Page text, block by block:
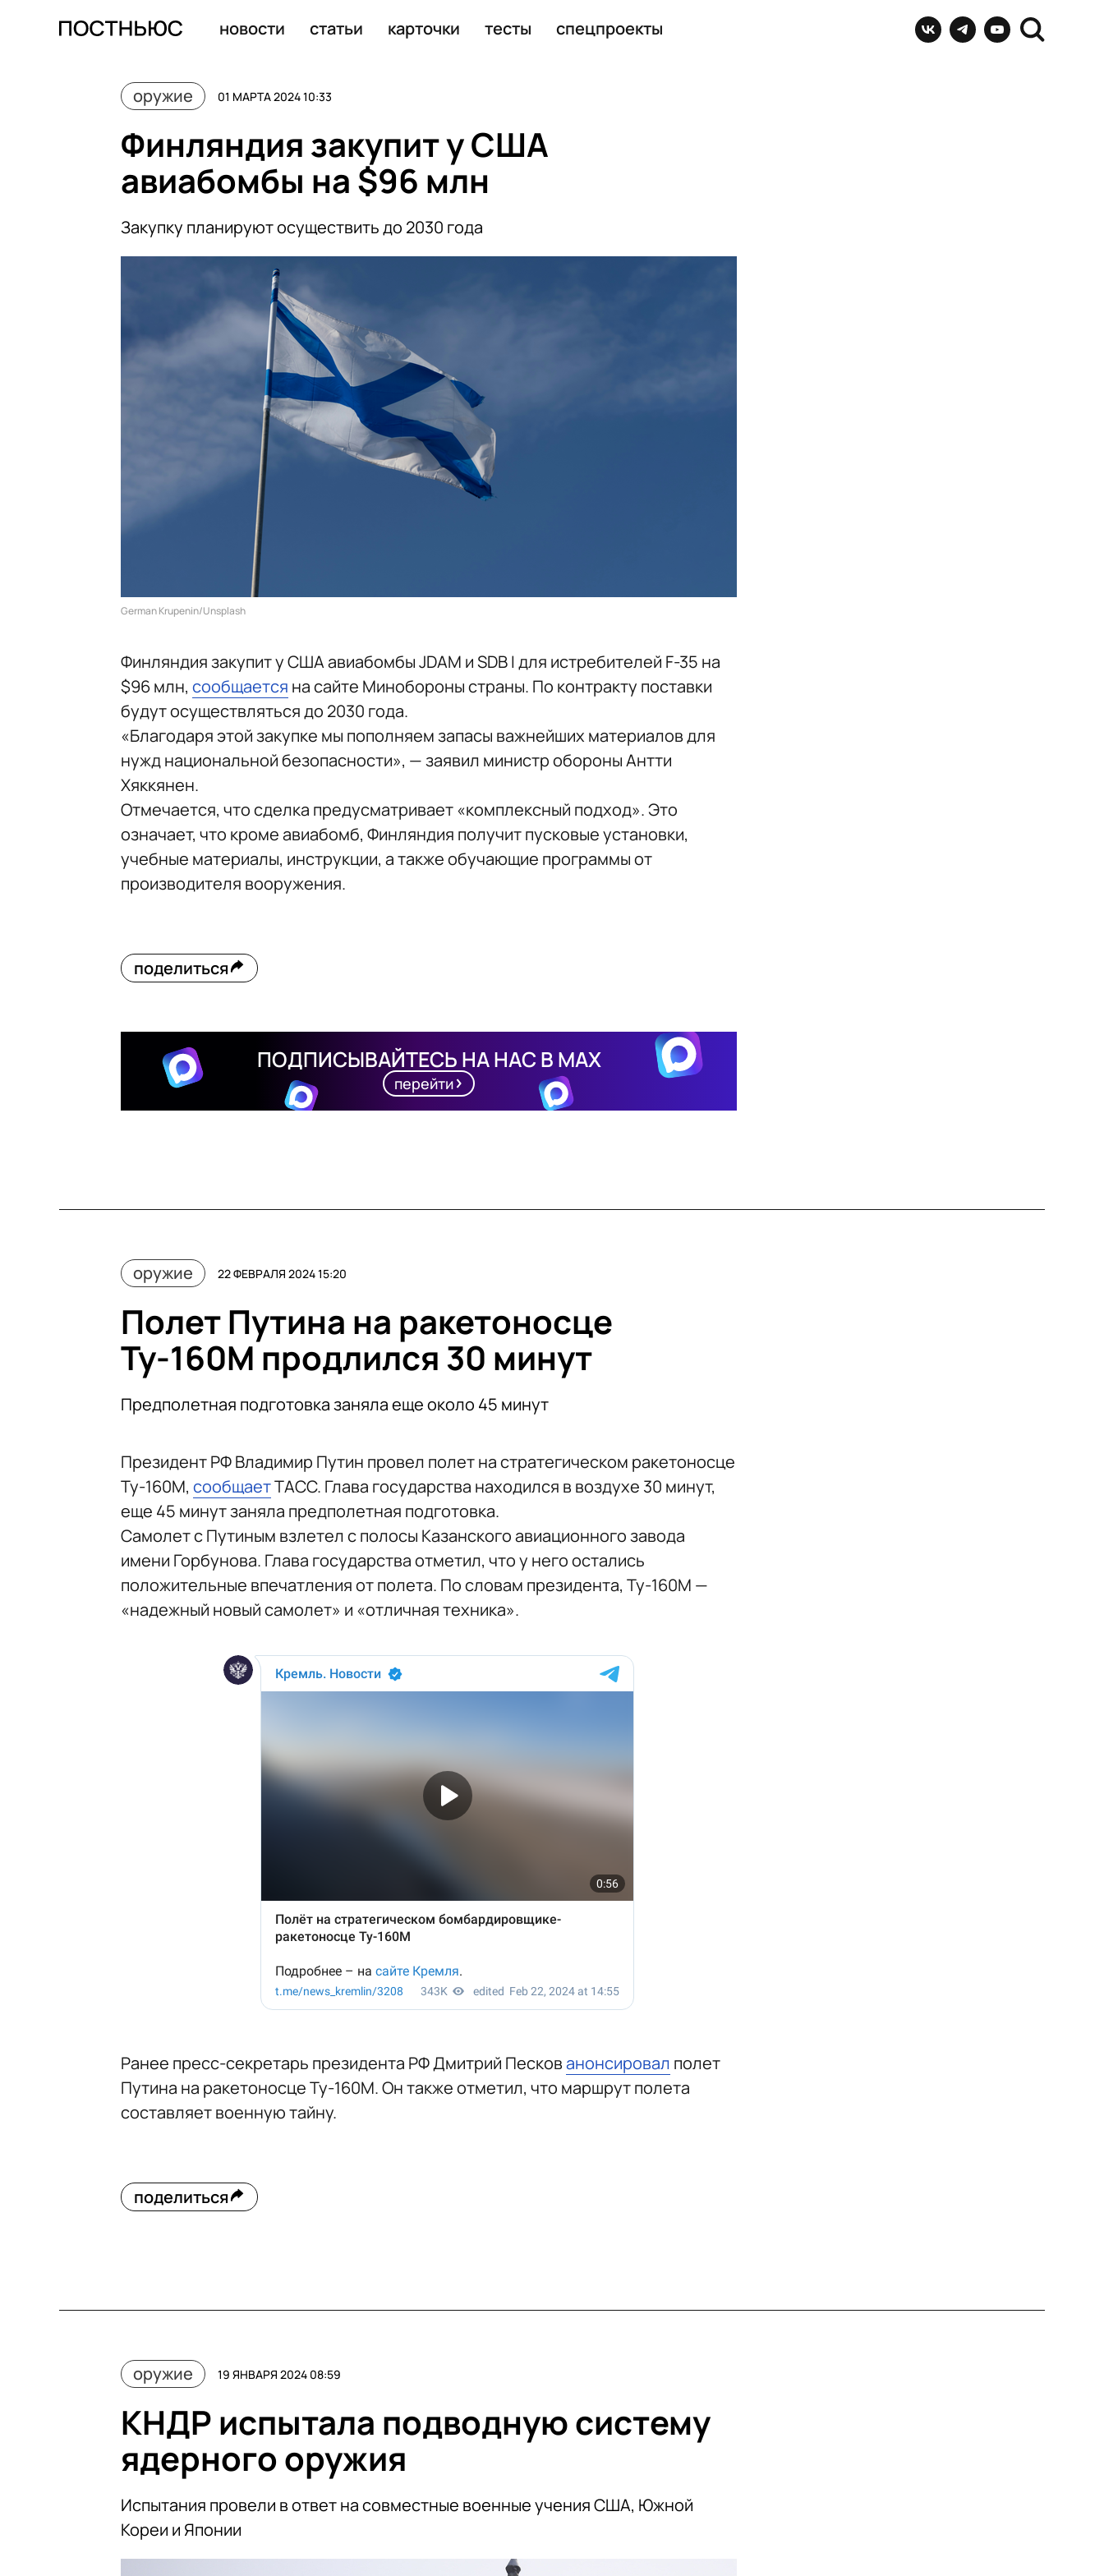
новости статьи карточки тесты спецпроекты
оружие 01 МАРТА 2024 10:33
Финляндия закупит у США
авиабомбы на $96 млн
Закупку планируют осуществить до 2030 года
German Krupenin/Unsplash
Финляндия закупит у США авиабомбы JDAM и SDB I для истребителей F-35 на
$96 млн, сообщается на сайте Минобороны страны. По контракту поставки
будут осуществляться до 2030 года.
«Благодаря этой закупке мы пополняем запасы важнейших материалов для
нужд национальной безопасности», — заявил министр обороны Антти
Хяккянен.
Отмечается, что сделка предусматривает «комплексный подход». Это
означает, что кроме авиабомб, Финляндия получит ​​пусковые установки,
учебные материалы, инструкции, а также обучающие программы от
производителя вооружения.
поделиться
ПОДПИСЫВАЙТЕСЬ НА НАС В MAX
перейти
оружие 22 ФЕВРАЛЯ 2024 15:20
Полет Путина на ракетоносце
Ту-160М продлился 30 минут
Предполетная подготовка заняла еще около 45 минут
Президент РФ Владимир Путин провел полет на стратегическом ракетоносце
Ту-160М, сообщаетТАСС. Глава государства находился в воздухе 30 минут,
еще 45 минут заняла предполетная подготовка.
Самолет с Путиным взлетел с полосы Казанского авиационного завода
имени Горбунова. Глава государства отметил, что у него остались
положительные впечатления от полета. По словам президента, Ту-160М —
«надежный новый самолет» и «отличная техника».
Ранее пресс-секретарь президента РФ Дмитрий Пескованонсировал полет
Путина на ракетоносце Ту-160М. Он также отметил, что маршрут полета
составляет военную тайну.
поделиться
оружие 19 ЯНВАРЯ 2024 08:59
КНДР испытала подводную систему
ядерного оружия
Испытания провели в ответ на совместные военные учения США, Южной
Кореи и Японии